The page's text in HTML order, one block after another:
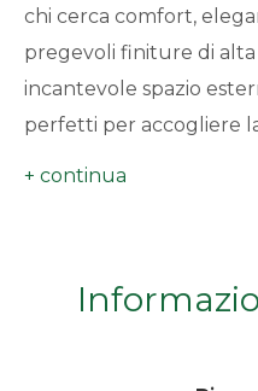
chi cerca comfort,
pregevoli finiture di
incantevole spazio
perfetti per accogliere
55 mq, living, cucina, e
1
2